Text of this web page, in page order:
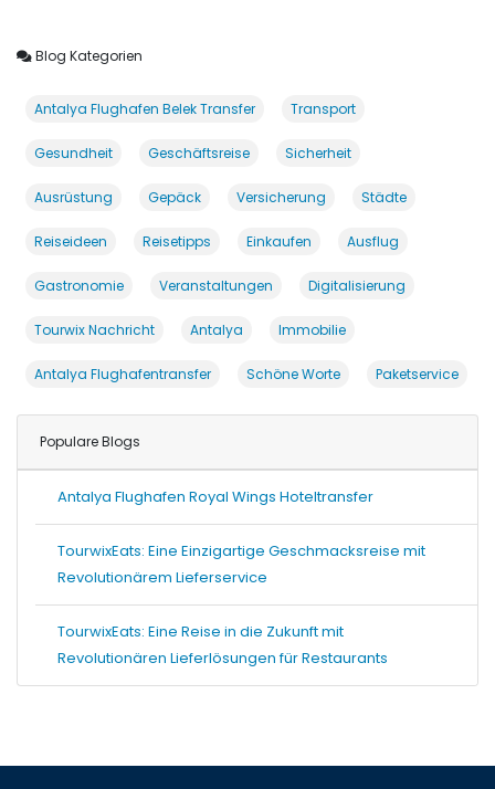
Blog Kategorien
Antalya Flughafen Belek Transfer Transport
Gesundheit Geschäftsreise Sicherheit
Ausrüstung Gepäck Versicherung Städte
Reiseideen Reisetipps Einkaufen Ausflug
Gastronomie Veranstaltungen Digitalisierung
Tourwix Nachricht Antalya Immobilie
Antalya Flughafentransfer Schöne Worte Paketservice
Populare Blogs
Antalya Flughafen Royal Wings Hoteltransfer
TourwixEats: Eine Einzigartige Geschmacksreise mit
Revolutionärem Lieferservice
TourwixEats: Eine Reise in die Zukunft mit
Revolutionären Lieferlösungen für Restaurants